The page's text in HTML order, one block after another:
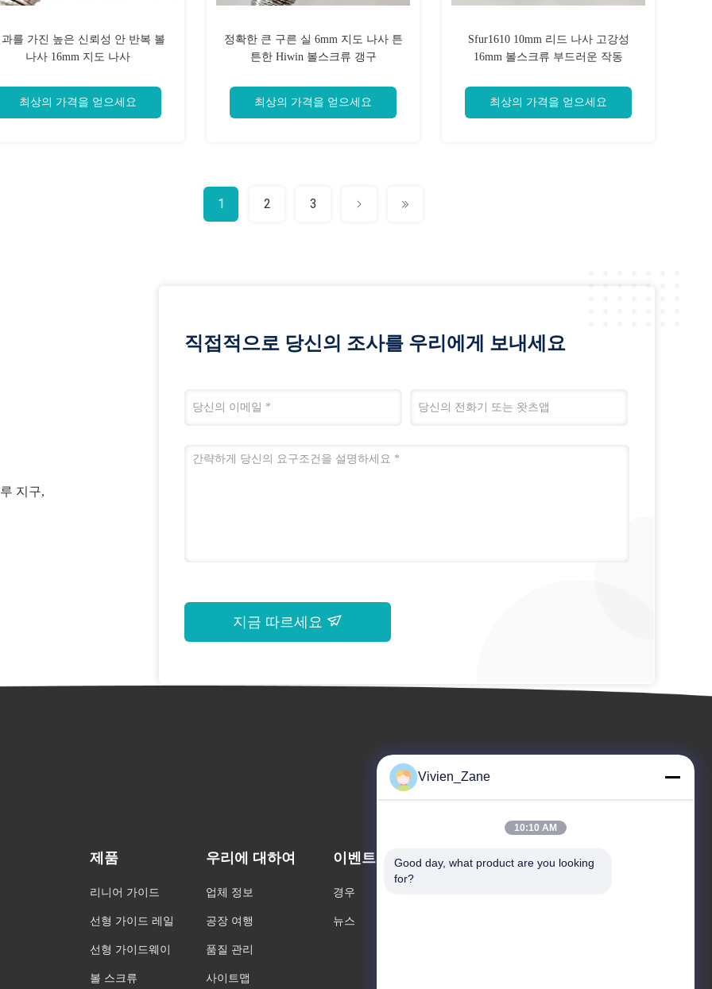
를 가진 높은 신뢰성 안 반복 볼
나사 16mm 지도 나사
최상의 가격을 얻으세요
정확한 큰 구른 실 6mm 지도 나사 튼
튼한 Hiwin 볼스크류 갱구
최상의 가격을 얻으세요
Sfur1610 10mm 리드 나사 고강성
16mm 볼스크류 부드러운 작동
최상의 가격을 얻으세요
1 2 3
지구,
직접적으로 당신의 조사를 우리에게 보내세요
지금 따르세요
제품
리니어 가이드
선형 가이드 레일
선형 가이드웨이
볼 스크류
우리에 대하여
업체 정보
공장 여행
품질 관리
사이트맵
이벤트
경우
뉴스
인용문을 요구하세요
Vivien_Zane
10:10 AM
Good day, what product are you looking
for?